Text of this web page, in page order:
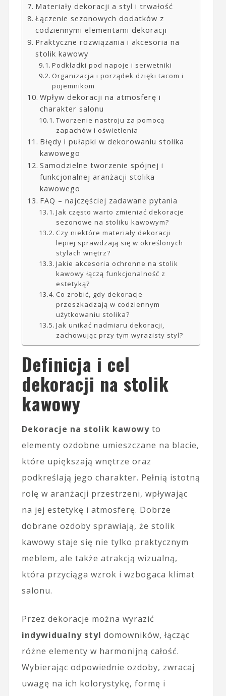
Materiały dekoracji a styl i trwałość
Łączenie sezonowych dodatków z
codziennymi elementami dekoracji
Praktyczne rozwiązania i akcesoria na
stolik kawowy
Podkładki pod napoje i serwetniki
Organizacja i porządek dzięki tacom i
pojemnikom
Wpływ dekoracji na atmosferę i
charakter salonu
Tworzenie nastroju za pomocą
zapachów i oświetlenia
Błędy i pułapki w dekorowaniu stolika
kawowego
Samodzielne tworzenie spójnej i
funkcjonalnej aranżacji stolika
kawowego
FAQ – najczęściej zadawane pytania
Jak często warto zmieniać dekoracje
sezonowe na stoliku kawowym?
Czy niektóre materiały dekoracji
lepiej sprawdzają się w określonych
stylach wnętrz?
Jakie akcesoria ochronne na stolik
kawowy łączą funkcjonalność z
estetyką?
Co zrobić, gdy dekoracje
przeszkadzają w codziennym
użytkowaniu stolika?
Jak unikać nadmiaru dekoracji,
zachowując przy tym wyrazisty styl?
Definicja i cel
dekoracji na stolik
kawowy
Dekoracje na stolik kawowyto
elementy ozdobne umieszczane na blacie,
które upiększają wnętrze oraz
podkreślają jego charakter. Pełnią istotną
rolę w aranżacji przestrzeni, wpływając
na jej estetykę i atmosferę. Dobrze
dobrane ozdoby sprawiają, że stolik
kawowy staje się nie tylko praktycznym
meblem, ale także atrakcją wizualną,
która przyciąga wzrok i wzbogaca klimat
salonu.
Przez dekoracje można wyrazić
indywidualny styl domowników, łącząc
różne elementy w harmonijną całość.
Wybierając odpowiednie ozdoby, zwracaj
uwagę na ich kolorystykę, formę i